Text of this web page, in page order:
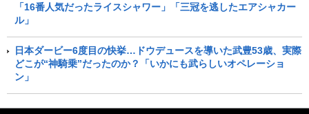
「16番人気だったライスシャワー」「三冠を逃したエアシャカー
ル」
日本ダービー6度目の快挙…ドウデュースを導いた武豊53歳、実際
どこが“神騎乗”だったのか？「いかにも武らしいオペレーショ
ン」